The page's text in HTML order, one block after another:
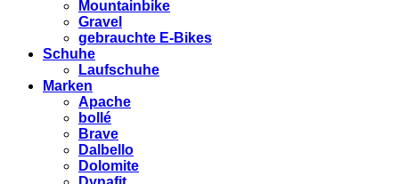
Mountainbike
Gravel
gebrauchte E-Bikes
Schuhe
Laufschuhe
Marken
Apache
bollé
Brave
Dalbello
Dolomite